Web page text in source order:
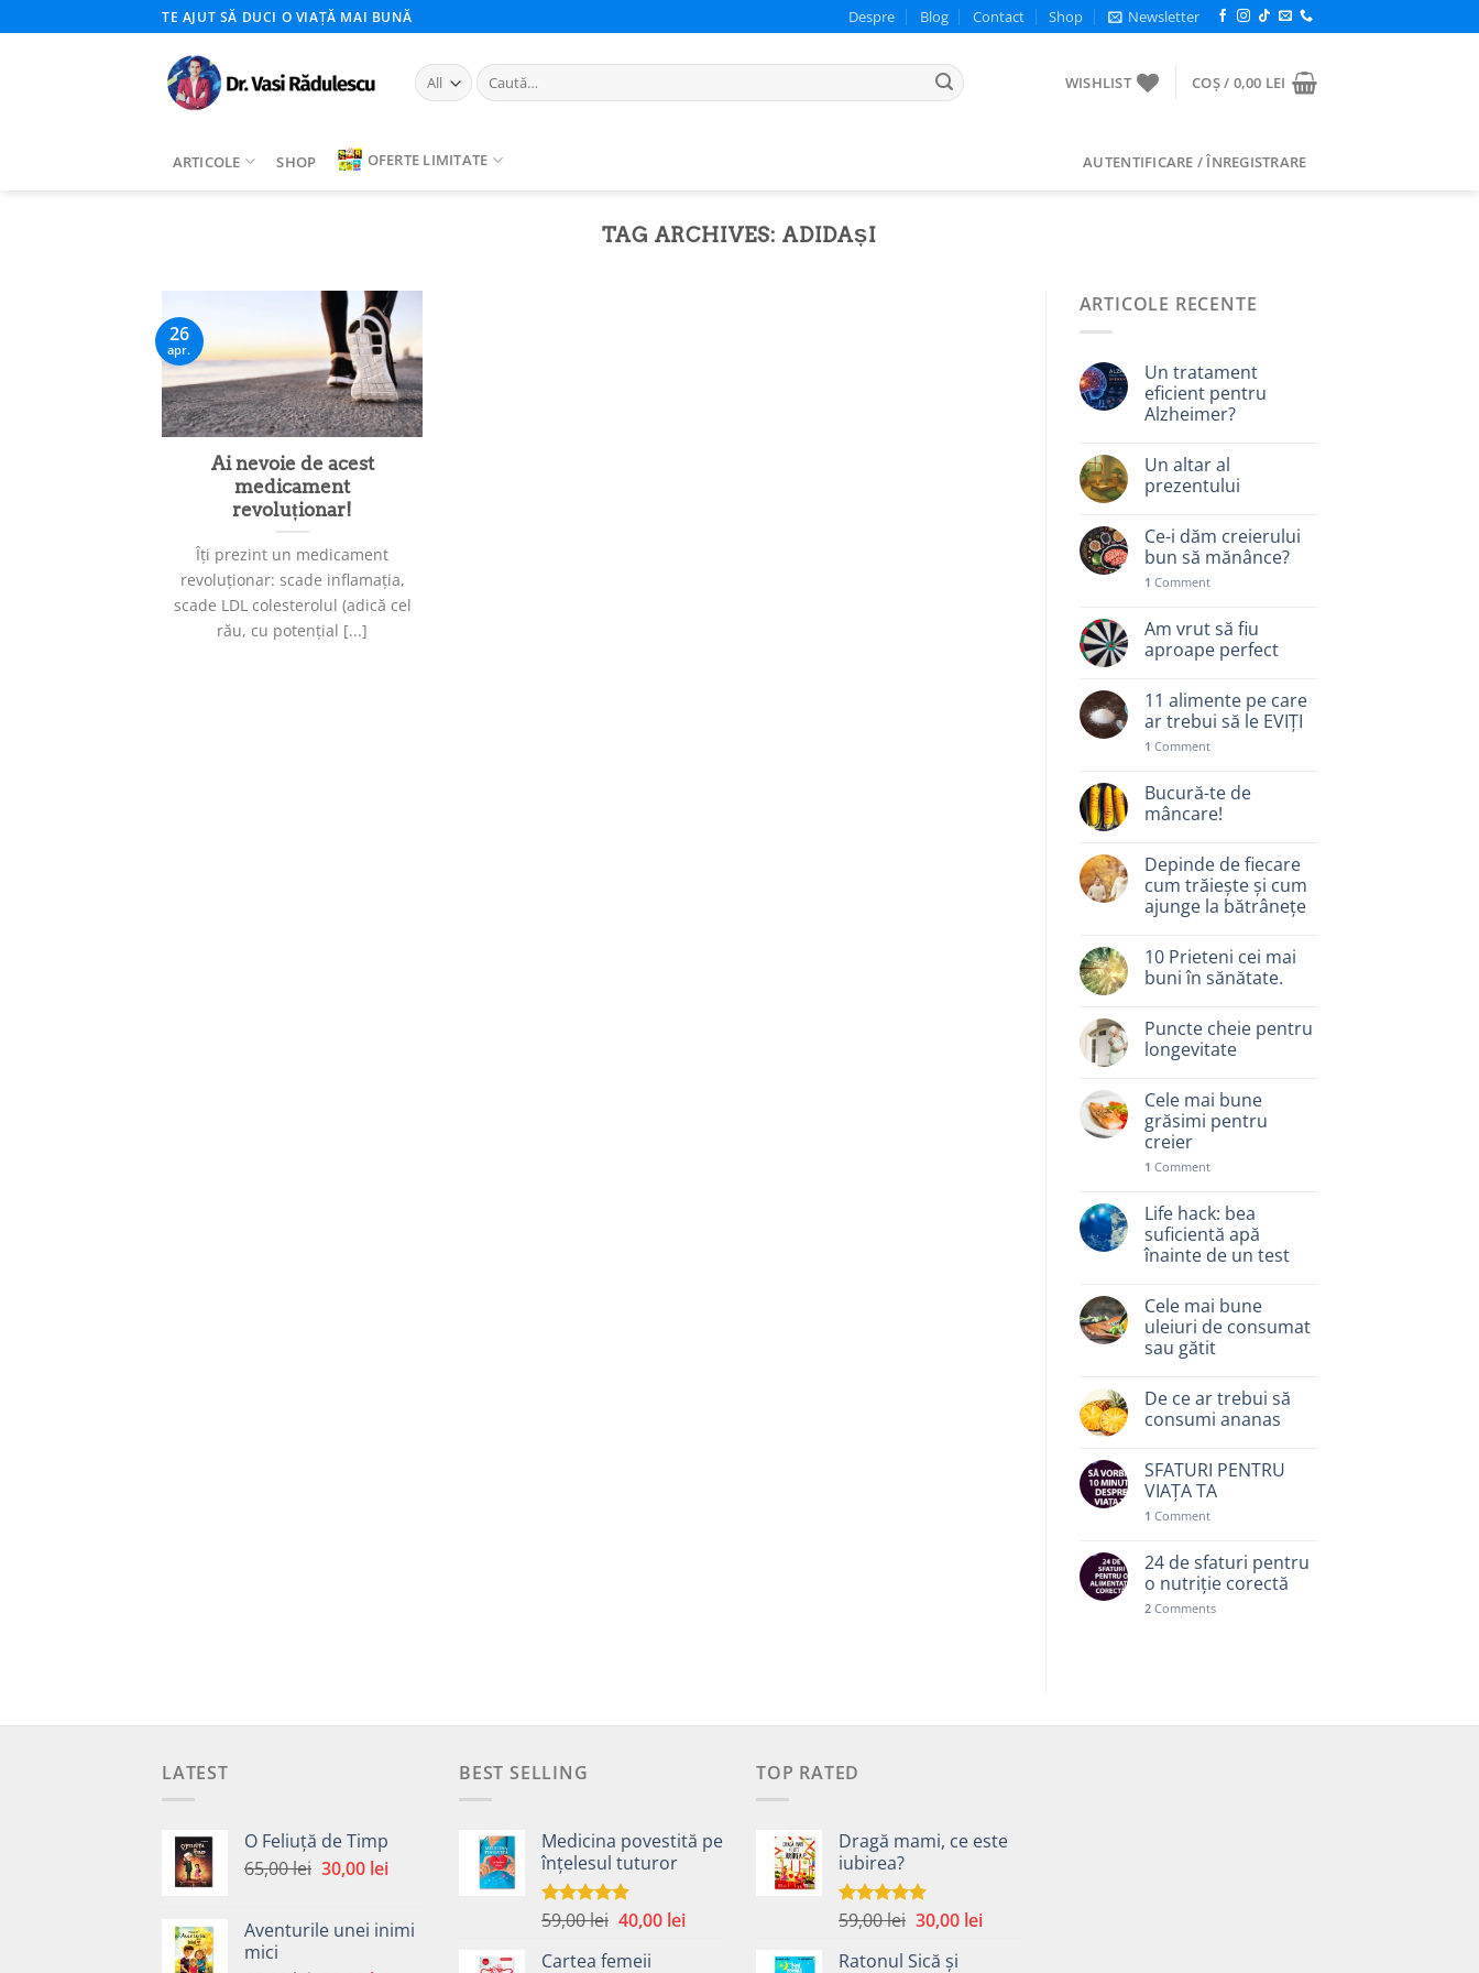
to
TE AJUT SĂ DUCI O VIAȚĂ MAI BUNĂ Despre Blog Contact Shop Newsletter
Caută
după:
WISHLIST COȘ / 0,00 LEI
ARTICOLE SHOP OFERTE LIMITATE AUTENTIFICARE / ÎNREGISTRARE
TAG ARCHIVES: ADIDAȘI
Ai nevoie de acest
medicament
revoluționar!
Îți prezint un medicament
revoluționar: scade inflamația,
scade LDL colesterolul (adică cel
rău, cu potențial [...]
26
apr.
ARTICOLE RECENTE
Un tratament
eficient pentru
Alzheimer?
Un altar al
prezentului
Ce-i dăm creierului
bun să mănânce?
1 Comment
Am vrut să fiu
aproape perfect
11 alimente pe care
ar trebui să le EVIȚI
1 Comment
Bucură-te de
mâncare!
Depinde de fiecare
cum trăiește și cum
ajunge la bătrânețe
10 Prieteni cei mai
buni în sănătate.
Puncte cheie pentru
longevitate
Cele mai bune
grăsimi pentru
creier
1 Comment
Life hack: bea
suficientă apă
înainte de un test
Cele mai bune
uleiuri de consumat
sau gătit
De ce ar trebui să
consumi ananas
SFATURI PENTRU
VIAȚA TA
1 Comment
24 de sfaturi pentru
o nutriție corectă
2Comments
LATEST
O Feliuță de Timp
65,00lei Prețul
fost:
30,00 leiPrețul
30,00 lei.
Aventurile unei inimi
mici
BEST SELLING
Medicina povestită pe
înțelesul tuturor
Evaluat la
59,00lei Prețul
a
40,00 leiPrețul
Cartea femeii
TOP RATED
Dragă mami, ce este
iubirea?
Evaluat la
59,00lei Prețul
a
30,00 leiPrețul
Ratonul Sică și